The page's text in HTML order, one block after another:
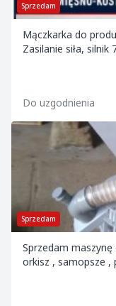
Sprzedam
Mączkarka do
Zasilanie siła, silnik
Do uzgodnienia
Sprzedam
Sprzedam maszynę do
orkisz , samopsze ,